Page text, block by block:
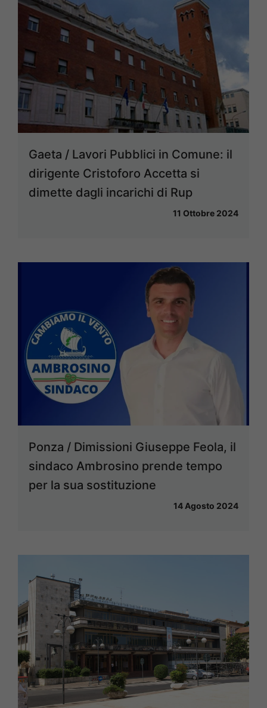
Gaeta / Lavori Pubblici in Comune: il
dirigente Cristoforo Accetta si
dimette dagli incarichi di Rup
11 Ottobre 2024
Ponza / Dimissioni Giuseppe Feola, il
sindaco Ambrosino prende tempo
per la sua sostituzione
14 Agosto 2024